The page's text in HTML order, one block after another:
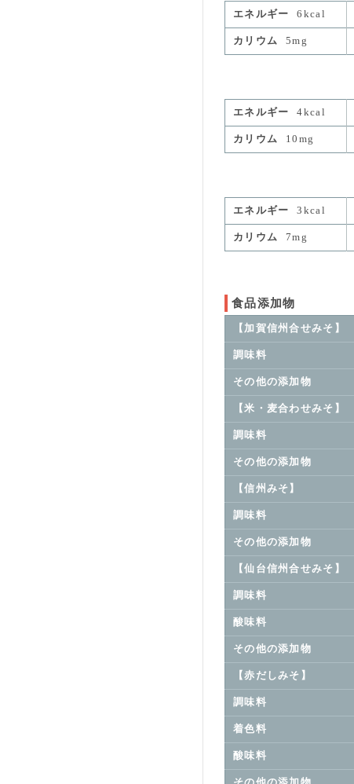
エネルギー
6kcal
カリウム 5mg
エネルギー
4kcal
カリウム 10mg
エネルギー
3kcal
カリウム 7mg
食品添加物
【加賀信州合せみそ】
調味料
その他の添加物
【米・麦合わせみそ】
調味料
その他の添加物
【信州みそ】
調味料
その他の添加物
【仙台信州合せみそ】
調味料
酸味料
その他の添加物
【赤だしみそ】
調味料
着色料
酸味料